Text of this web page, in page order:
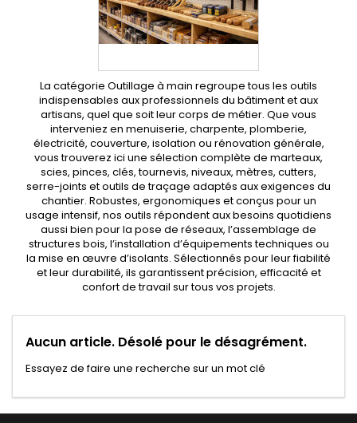
La catégorie Outillage à main regroupe tous les outils
indispensables aux professionnels du bâtiment et aux
artisans, quel que soit leur corps de métier. Que vous
interveniez en menuiserie, charpente, plomberie,
électricité, couverture, isolation ou rénovation générale,
vous trouverez ici une sélection complète de marteaux,
scies, pinces, clés, tournevis, niveaux, mètres, cutters,
serre-joints et outils de traçage adaptés aux exigences du
chantier. Robustes, ergonomiques et conçus pour un
usage intensif, nos outils répondent aux besoins quotidiens
aussi bien pour la pose de réseaux, l’assemblage de
structures bois, l’installation d’équipements techniques ou
la mise en œuvre d’isolants. Sélectionnés pour leur fiabilité
et leur durabilité, ils garantissent précision, efficacité et
confort de travail sur tous vos projets.
Aucun article. Désolé pour le désagrément.
Essayez de faire une recherche sur un mot clé